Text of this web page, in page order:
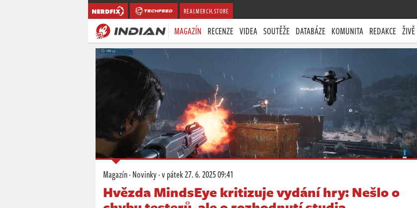
REALMERCH.STORE
MAGAZÍN RECENZE VIDEA SOUTĚŽE DATABÁZE KOMUNITA REDAKCE ŽIVĚ
Magazín·Novinky·v pátek27. 6. 2025 09:41
Hvězda MindsEye kritizuje vydání hry: Nešlo o